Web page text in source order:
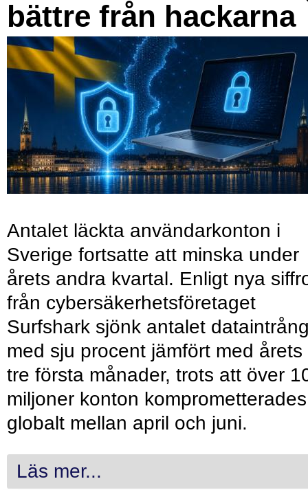
bättre från hackarna
Antalet läckta användarkonton i
Sverige fortsatte att minska under
årets andra kvartal. Enligt nya
från cybersäkerhetsföretaget
Surfshark sjönk antalet
med sju procent jämfört med årets
tre första månader, trots att över
miljoner konton komprometterades
globalt mellan april och juni.
Läs mer...